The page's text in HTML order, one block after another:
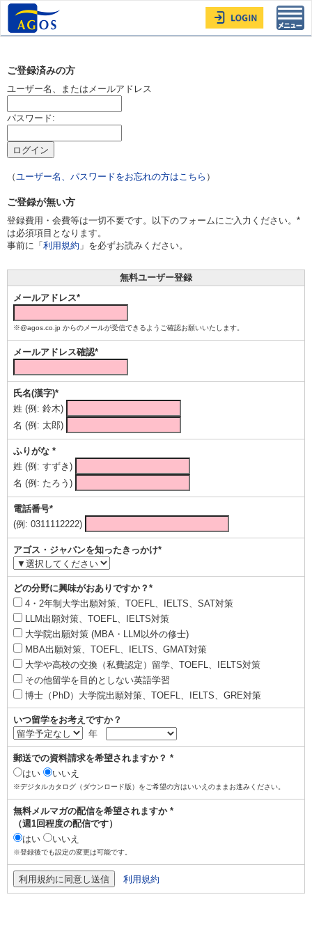
ご登録済みの方
ユーザー名、またはメールアドレス
パスワード:
（ユーザー名、パスワードをお忘れの方はこちら ）
ご登録が無い方
登録費用・会費等は一切不要です。以下のフォームにご入力ください。*
は必須項目となります。
事前に「 利用規約 」を必ずお読みください。
無料ユーザー登録
メールアドレス*
※@agos.co.jp からのメールが受信できるようご確認お願いいたします。
メールアドレス確認*
氏名(漢字)*
姓 (例: 鈴木)
名 (例: 太郎)
ふりがな *
姓 (例: すずき)
名 (例: たろう)
電話番号*
(例: 0311112222)
アゴス・ジャパンを知ったきっかけ*
どの分野に興味がおありですか？*
4・2年制大学出願対策、TOEFL、IELTS、SAT対策
LLM出願対策、TOEFL、IELTS対策
大学院出願対策 (MBA・LLM以外の修士)
MBA出願対策、TOEFL、IELTS、GMAT対策
大学や高校の交換（私費認定）留学、TOEFL、IELTS対策
その他留学を目的としない英語学習
博士（PhD）大学院出願対策、TOEFL、IELTS、GRE対策
いつ留学をお考えですか？
年
郵送での資料請求を希望されますか？ *
はい
いいえ
※デジタルカタログ（ダウンロード版）をご希望の方はいいえのままお進みください。
無料メルマガの配信を希望されますか *
（週1回程度の配信です）
はい
いいえ
※登録後でも設定の変更は可能です。
利用規約